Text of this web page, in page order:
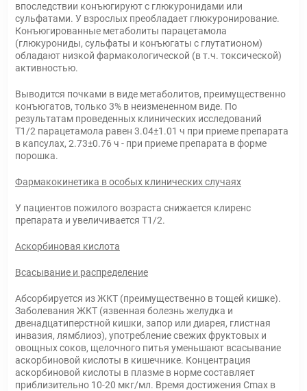
впоследствии конъюгируют с глюкуронидами или
сульфатами. У взрослых преобладает глюкуронирование.
Конъюгированные метаболиты парацетамола
(глюкурониды, сульфаты и конъюгаты с глутатионом)
обладают низкой фармакологической (в т.ч. токсической)
активностью.
Выводится почками в виде метаболитов, преимущественно
конъюгатов, только 3% в неизмененном виде. По
результатам проведенных клинических исследований
T1/2 парацетамола равен 3.04±1.01 ч при приеме препарата
в капсулах, 2.73±0.76 ч - при приеме препарата в форме
порошка.
Фармакокинетика в особых клинических случаях
У пациентов пожилого возраста снижается клиренс
препарата и увеличивается T1/2.
Аскорбиновая кислота
Всасывание и распределение
Абсорбируется из ЖКТ (преимущественно в тощей кишке).
Заболевания ЖКТ (язвенная болезнь желудка и
двенадцатиперстной кишки, запор или диарея, глистная
инвазия, лямблиоз), употребление свежих фруктовых и
овощных соков, щелочного питья уменьшают всасывание
аскорбиновой кислоты в кишечнике. Концентрация
аскорбиновой кислоты в плазме в норме составляет
приблизительно 10-20 мкг/мл. Время достижения Cmax в